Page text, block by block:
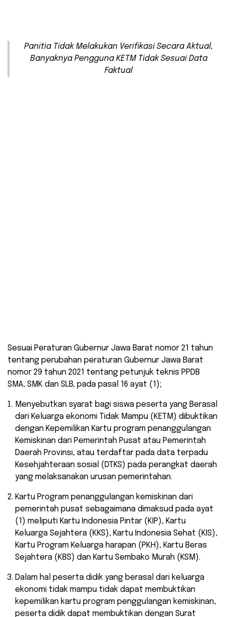
Panitia Tidak Melakukan Verifikasi Secara Aktual,
Banyaknya Pengguna KETM Tidak Sesuai Data
Faktual
Sesuai Peraturan Gubernur Jawa Barat nomor 21 tahun
tentang perubahan peraturan Gubernur Jawa Barat
nomor 29 tahun 2021 tentang petunjuk teknis PPDB
SMA, SMK dan SLB, pada pasal 16 ayat (1);
Menyebutkan syarat bagi siswa peserta yang Berasal
dari Keluarga ekonomi Tidak Mampu (KETM) dibuktikan
dengan Kepemilikan Kartu program penanggulangan
Kemiskinan dari Pemerintah Pusat atau Pemerintah
Daerah Provinsi, atau terdaftar pada data terpadu
Kesehjahteraan sosial (DTKS) pada perangkat daerah
yang melaksanakan urusan pemerintahan.
Kartu Program penanggulangan kemiskinan dari
pemerintah pusat sebagaimana dimaksud pada ayat
(1) meliputi Kartu Indonesia Pintar (KIP), Kartu
Keluarga Sejahtera (KKS), Kartu Indonesia Sehat (KIS),
Kartu Program Keluarga harapan (PKH), Kartu Beras
Sejahtera (KBS) dan Kartu Sembako Murah (KSM).
Dalam hal peserta didik yang berasal dari keluarga
ekonomi tidak mampu tidak dapat membuktikan
kepemilikan kartu program penggulangan kemiskinan,
peserta didik dapat membuktikan dengan Surat